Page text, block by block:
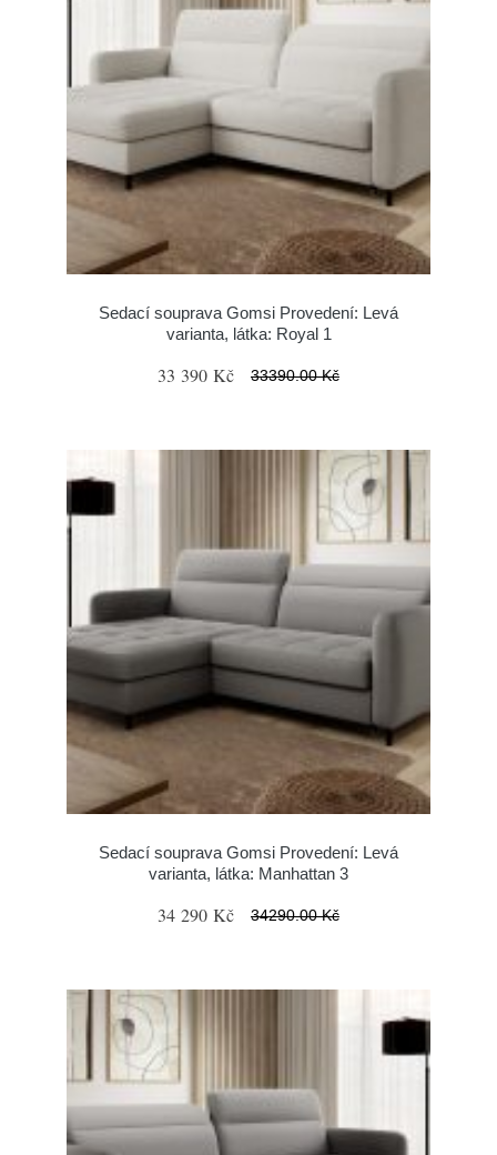
Sedací souprava Gomsi Provedení: Levá
varianta, látka: Royal 1
33 390 Kč 33390.00 Kč
Sedací souprava Gomsi Provedení: Levá
varianta, látka: Manhattan 3
34 290 Kč 34290.00 Kč